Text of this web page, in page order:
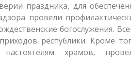
праздника, для
провели
богослужения.
республики. Кроме
храмов,